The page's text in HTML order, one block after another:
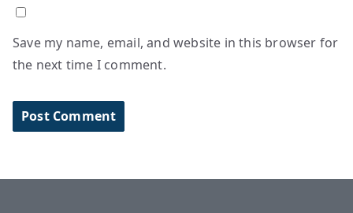
Save my name, email, and website in this browser for
the next time I comment.